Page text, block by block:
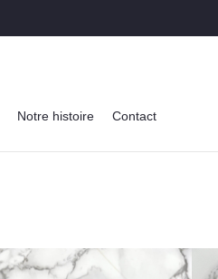
Notre histoire Contact